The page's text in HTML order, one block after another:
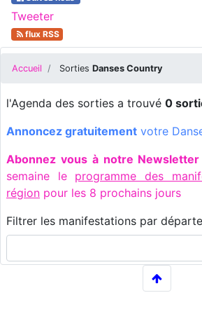
Tweeter
flux RSS
Accueil Sorties Danses Country
l'Agenda des sorties a trouvé 0
Annoncez gratuitement votre
Abonnez vous à notre Newsletter
semaine le programme des
région pour les 8 prochains jours
Filtrer les manifestations par